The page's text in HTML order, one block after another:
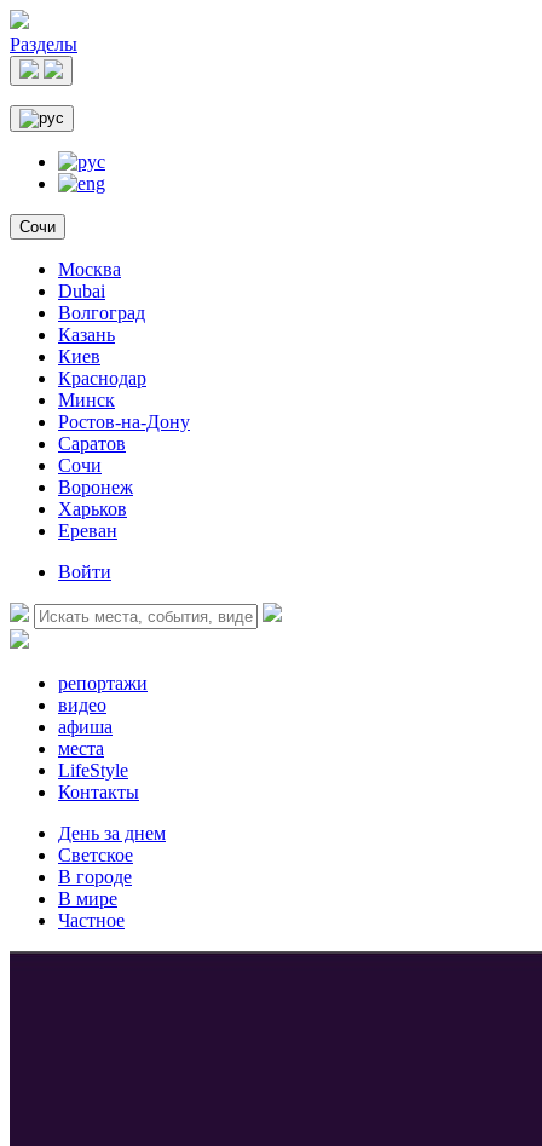
Разделы
Сочи
Москва
Dubai
Волгоград
Казань
Киев
Краснодар
Минск
Ростов-на-Дону
Саратов
Сочи
Воронеж
Харьков
Ереван
Войти
репортажи
видео
афиша
места
LifeStyle
Контакты
День за днем
Светское
В городе
В мире
Частное